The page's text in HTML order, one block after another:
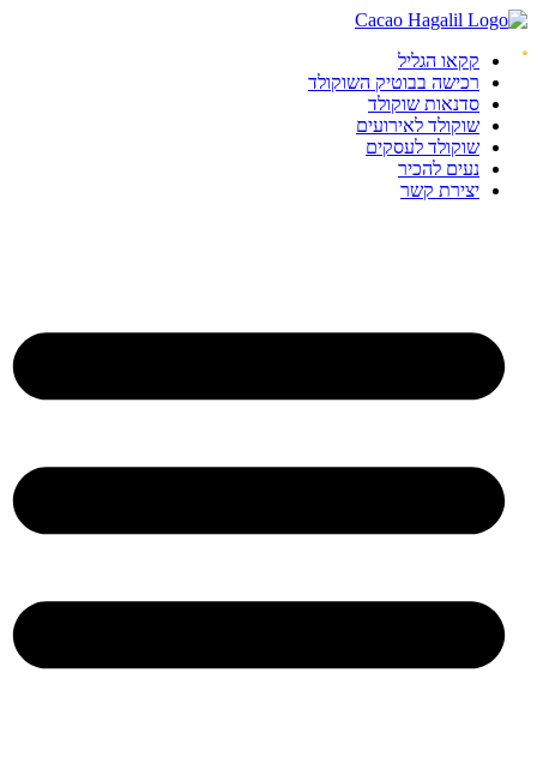
קקאו הגליל
רכישה בבוטיק השוקולד
סדנאות שוקולד
שוקולד לאירועים
שוקולד לעסקים
נעים להכיר
יצירת קשר